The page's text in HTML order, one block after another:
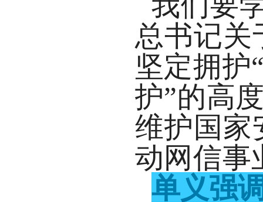
总书记关
坚定拥护
护”的高
维护国家
动网信事
单义强